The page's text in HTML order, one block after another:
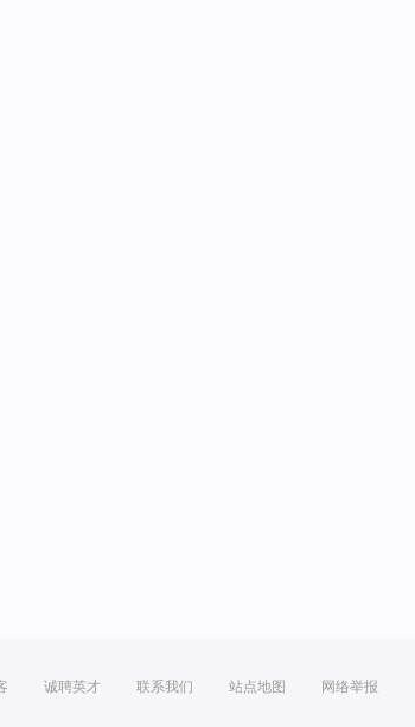
诚聘英才 联系我们 站点地图 网络举报